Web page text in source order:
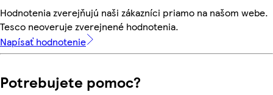
Hodnotenia zverejňujú naši zákazníci priamo na našom webe.
Tesco neoveruje zverejnené hodnotenia.
Napísať hodnotenie
Potrebujete pomoc?